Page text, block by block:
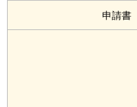
申請書